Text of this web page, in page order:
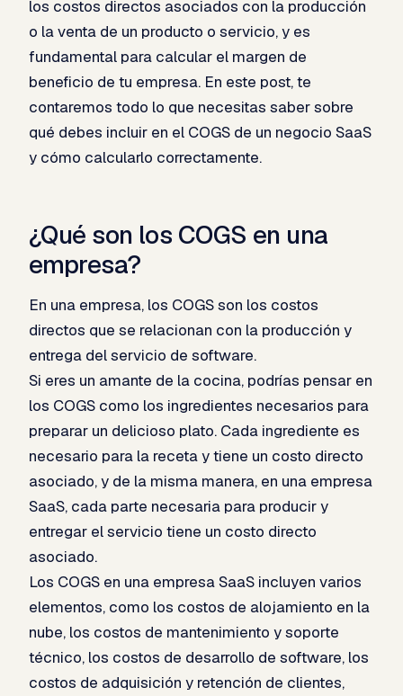
los costos directos asociados con la producción
o la venta de un producto o servicio, y es
fundamental para calcular el margen de
beneficio de tu empresa. En este post, te
contaremos todo lo que necesitas saber sobre
qué debes incluir en el COGS de un negocio SaaS
y cómo calcularlo correctamente.
¿Qué son los COGS en una
empresa?​
En una empresa, los COGS son los costos
directos que se relacionan con la producción y
entrega del servicio de software.
Si eres un amante de la cocina, podrías pensar en
los COGS como los ingredientes necesarios para
preparar un delicioso plato. Cada ingrediente es
necesario para la receta y tiene un costo directo
asociado, y de la misma manera, en una empresa
SaaS, cada parte necesaria para producir y
entregar el servicio tiene un costo directo
asociado.
Los COGS en una empresa SaaS incluyen varios
elementos, como los costos de alojamiento en la
nube, los costos de mantenimiento y soporte
técnico, los costos de desarrollo de software, los
costos de adquisición y retención de clientes,